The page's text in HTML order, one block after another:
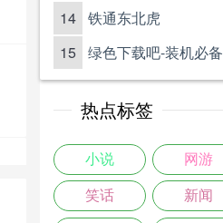
14 铁通东北虎
15 绿色下载吧-装机必备
热点标签
小说 网游
笑话 新闻